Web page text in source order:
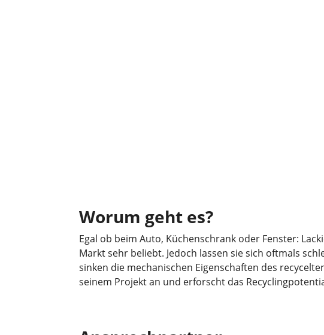
Worum geht es?
Egal ob beim Auto, Küchenschrank oder Fenster:
Markt sehr beliebt. Jedoch lassen sie sich oftmals
sinken die mechanischen Eigenschaften des
seinem Projekt an und erforscht das